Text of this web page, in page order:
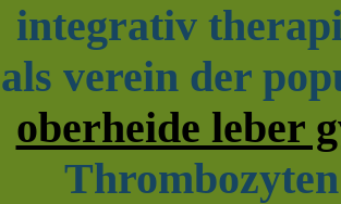
integrativ
als verein der
oberheide leber